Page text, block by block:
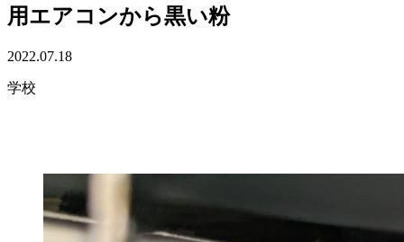
用エアコンから黒い粉
2022.07.18
学校